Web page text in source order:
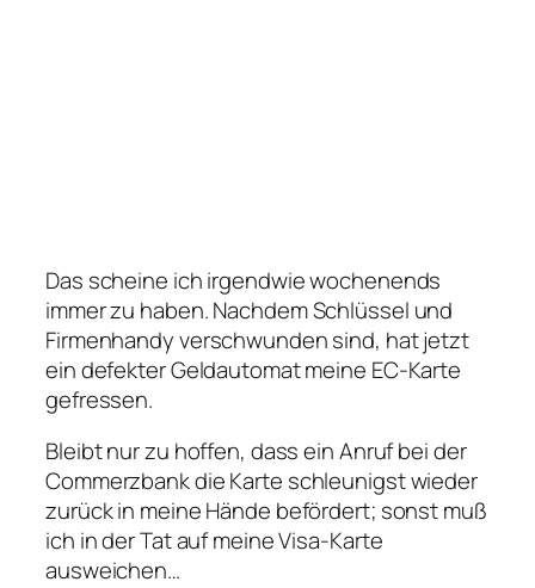
Das scheine ich irgendwie wochenends
immer zu haben. Nachdem Schlüssel und
Firmenhandy verschwunden sind, hat jetzt
ein defekter Geldautomat meine EC-Karte
gefressen.
Bleibt nur zu hoffen, dass ein Anruf bei der
Commerzbank die Karte schleunigst wieder
zurück in meine Hände befördert; sonst muß
ich in der Tat auf meine Visa-Karte
ausweichen…